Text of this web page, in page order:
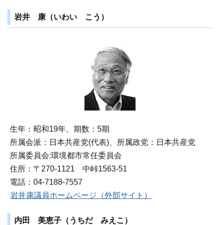
岩井 康（いわい こう）
生年：昭和19年、期数：5期
所属会派：日本共産党(代表)、所属政党：日本共産党
所属委員会:環境都市常任委員会
住所：〒270‐1121 中峠1563‐51
電話：04-7188-7557
岩井康議員ホームページ（外部サイト）
内田 美恵子（うちだ みえこ）